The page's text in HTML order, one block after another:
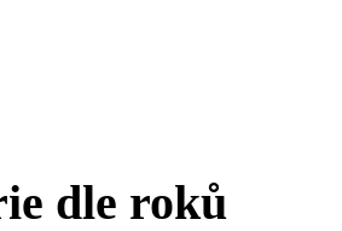
dle roků